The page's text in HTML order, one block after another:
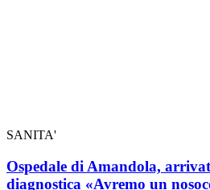
SANITA'
Ospedale di Amandola,
diagnostica «Avremo un